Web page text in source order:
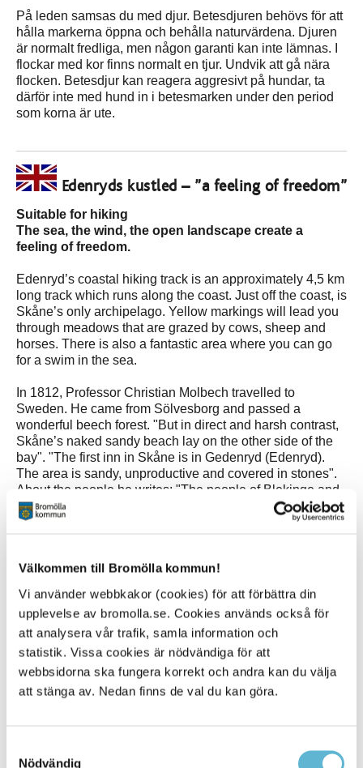
Välkommen till Bromölla kommun!
Vi använder webbkakor (cookies) för att förbättra din
upplevelse av bromolla.se. Cookies används också för
att analysera vår trafik, samla information och
statistik. Vissa cookies är nödvändiga för att
webbsidorna ska fungera korrekt och andra kan du välja
att stänga av. Nedan finns de val du kan göra.
Nödvändig
På leden samsas du med djur. Betesdjuren behövs för att
hålla markerna öppna och behålla naturvärdena. Djuren
är normalt fredliga, men någon garanti kan inte lämnas. I
flockar med kor finns normalt en tjur. Undvik att gå nära
flocken. Betesdjur kan reagera aggresivt på hundar, ta
därför inte med hund in i betesmarken under den period
som korna är ute.
Edenryds kustled – ”a feeling of freedom”
Suitable for hiking
The sea, the wind, the open landscape create a
feeling of freedom.
Edenryd’s coastal hiking track is an approximately 4,5 km
long track which runs along the coast. Just off the coast, is
Skåne’s only archipelago. Yellow markings will lead you
through meadows that are grazed by cows, sheep and
horses. There is also a fantastic area where you can go
for a swim in the sea.
In 1812, Professor Christian Molbech travelled to
Sweden. He came from Sölvesborg and passed a
wonderful beech forest. "But in direct and harsh contrast,
Skåne’s naked sandy beach lay on the other side of the
bay". "The first inn in Skåne is in Gedenryd (Edenryd).
The area is sandy, unproductive and covered in stones".
About the people he writes: "The people of Blekinge and
their cheerfulness, swiftness and liveliness you will not
find here, a more phlegmatic and mild nature would be
The trail can be hiked in both directions. Parking is
available at Tomsabo beach in Edenryd. It is also nice to
connect Edenryds kustled and Lilla Kungsleden for a
longer hike with wonderful experiences.
Översättning: Daccab